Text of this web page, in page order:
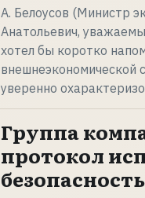
А. Белоусов (Министр
Анатольевич,
хотел бы коротко
внешнеэкономической
уверенно
Группа
протокол